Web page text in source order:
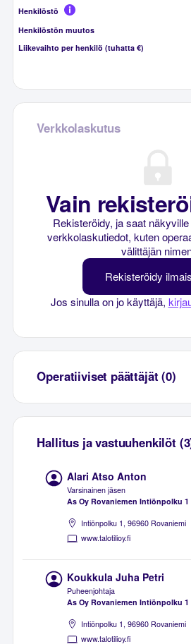
Henkilöstö
Henkilöstön muutos
Liikevaihto per henkilö (tuhatta €)
Verkkolaskutus
Vain
Rekisteröidy, ja saat
verkkolaskutiedot, kuten
välittäjän
Rekisteröidy
Jos sinulla on jo käyttäjä,
Operatiiviset päättäjät (0)
Hallitus ja vastuuhenkilöt
Alari Atso Anton
Varsinainen jäsen
As Oy Rovaniemen Intiönpolku 1
Intiönpolku 1, 96960 Rovaniemi
www.talotilioy.fi
Koukkula Juha Petri
Puheenjohtaja
As Oy Rovaniemen Intiönpolku 1
Intiönpolku 1, 96960 Rovaniemi
www.talotilioy.fi